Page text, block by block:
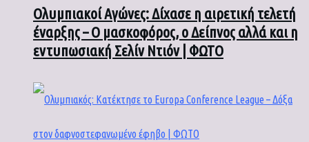
Ολυμπιακοί Αγώνες: Δίχασε η αιρετική τελετή
έναρξης – Ο μασκοφόρος, ο Δείπνος αλλά και η
εντυπωσιακή Σελίν Ντιόν | ΦΩΤΟ